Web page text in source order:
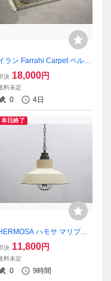
ラン Farrahi Carpet ペルシ
ャ絨毯 イスファハン アルマ
グハン 機械織り ポリエステ
ル ラグ カーペット 敷物 PLK
決 18,000円
料未定
0 4日
本日終了
ハモサ マリブラ
ンプ ペンダント 照明 インダ
ストリアル スチールシェー
ド エイジング ランプ/ヴィン
ージアンティーク/REK050
決 11,800円
料未定
0 9時間